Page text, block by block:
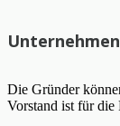
Die Gründer
Vorstand ist für die